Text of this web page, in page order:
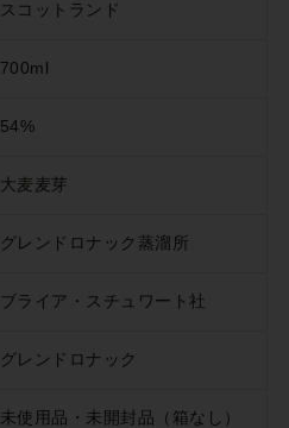
スコットランド
700ml
54%
大麦麦芽
グレンドロナック蒸溜所
ブライア・スチュワート社
グレンドロナック
未使用品・未開封品（箱なし）